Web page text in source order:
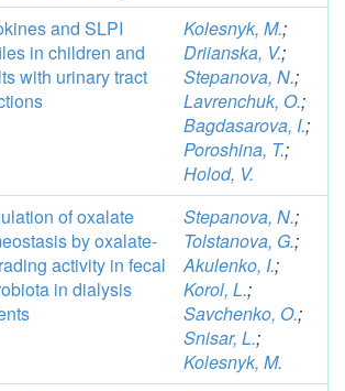
and SLPI
in children and
with urinary tract
Kolesnуk, M.;
Driianska, V.;
Stepanova, N.;
Lavrenchuk, O.;
Bagdasarova, I.;
Poroshina, T.;
Holod, V.
of oxalate
by oxalate-
activity in fecal
in dialysis
Stepanova, N.;
Tolstanova, G.;
Akulenko, I.;
Korol, L.;
Savchenko, O.;
Snisar, L.;
Kolesnyk, M.